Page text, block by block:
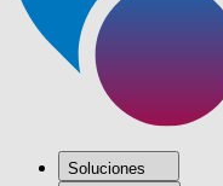
Soluciones